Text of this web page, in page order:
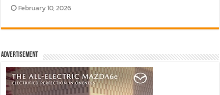
February 10, 2026
Advertisement